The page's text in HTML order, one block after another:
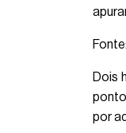
Dois
por